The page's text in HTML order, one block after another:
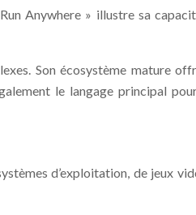
Anywhere » illustre sa
Son écosystème mature
le langage principal
d’exploitation, de jeux